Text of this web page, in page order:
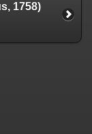
1758)